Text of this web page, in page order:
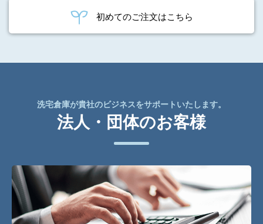
初めてのご注文はこちら
洗宅倉庫が貴社のビジネスをサポートいたします。
法人・団体のお客様